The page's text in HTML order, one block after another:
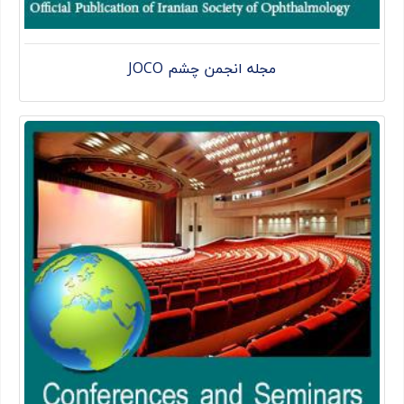
مجله انجمن چشم JOCO